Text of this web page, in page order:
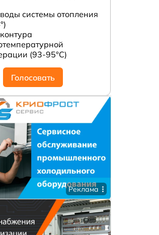
системы отопления
(93-95°С)
Голосовать
Реклама